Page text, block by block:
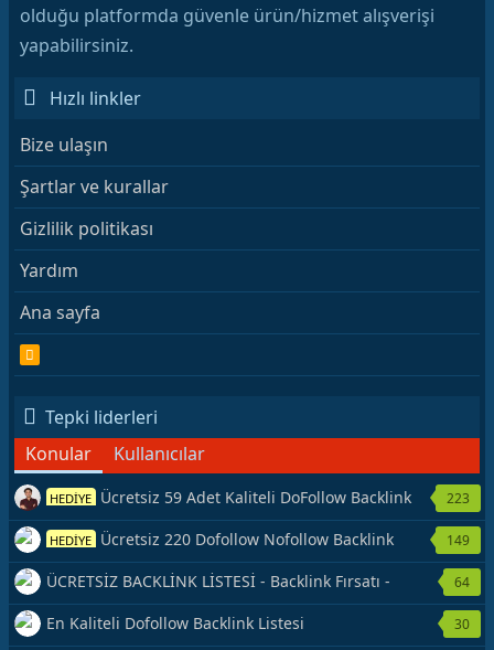
olduğu platformda güvenle ürün/hizmet alışverişi
yapabilirsiniz.
Hızlı linkler
Bize ulaşın
Şartlar ve kurallar
Gizlilik politikası
Yardım
Ana sayfa
S
Tepki liderleri
Konular
Kullanıcılar
HEDİYE Ücretsiz 59 Adet Kaliteli DoFollow Backlink
Kaynağı Veriyorum.
223
HEDİYE Ücretsiz 220 Dofollow Nofollow Backlink
Veriyorum
149
ÜCRETSİZ BACKLİNK LİSTESİ - Backlink Fırsatı -
Hemen Yetiş!
64
En Kaliteli Dofollow Backlink Listesi 30